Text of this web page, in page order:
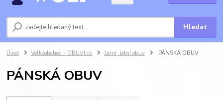
Hledat
Úvod Velkoobchod - OBUVI.cz Jarní, letní obuv PÁNSKÁ OBUV
PÁNSKÁ OBUV